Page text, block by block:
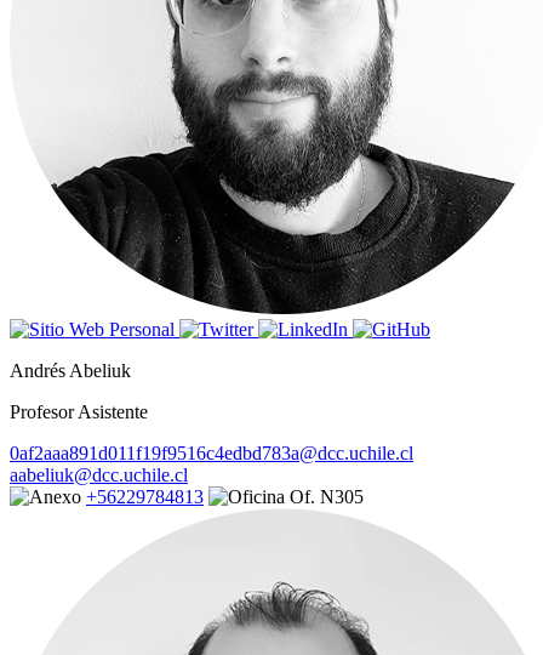
Andrés Abeliuk
Profesor Asistente
0af2aaa891d011f19f9516c4edbd783a@dcc.uchile.cl
aabeliuk@dcc.uchile.cl
+56229784813
Of. N305